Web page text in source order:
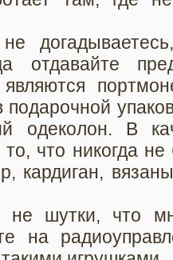
отдавайте
одеколон. В
что никогда
кардиган,
шутки, что
на